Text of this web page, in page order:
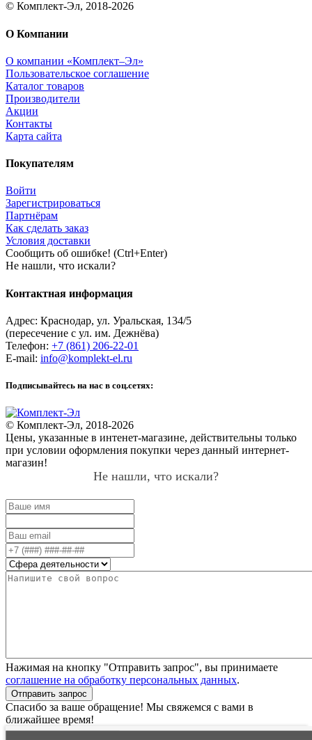
© Комплект-Эл, 2018-2026
О Компании
О компании «Комплект–Эл»
Пользовательское соглашение
Каталог товаров
Производители
Акции
Контакты
Карта сайта
Покупателям
Войти
Зарегистрироваться
Партнёрам
Как сделать заказ
Условия доставки
Сообщить об ошибке! (Ctrl+Enter)
Не нашли, что искали?
Контактная информация
Адрес: Краснодар, ул. Уральская, 134/5
(пересечение с ул. им. Дежнёва)
Телефон: +7 (861) 206-22-01
E-mail: info@komplekt-el.ru
Подписывайтесь на нас в соц.сетях:
© Комплект-Эл, 2018-2026
Цены, указанные в интенет-магазине, действительны только
при условии оформления покупки через данный интернет-
магазин!
Не нашли, что искали?
Нажимая на кнопку "Отправить запрос", вы принимаете
соглашение на обработку персональных данных.
Отправить запрос
Спасибо за ваше обращение! Мы свяжемся с вами в
ближайшее время!